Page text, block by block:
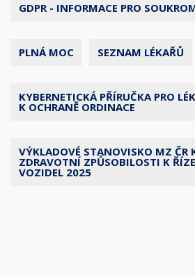
GDPR - INFORMACE PRO
PLNÁ MOC SEZNAM LÉKAŘŮ
KYBERNETICKÁ PŘÍRUČKA PRO
K OCHRANĚ ORDINACE
VÝKLADOVÉ STANOVISKO MZ ČR
ZDRAVOTNÍ ZPŮSOBILOSTI K
VOZIDEL 2025